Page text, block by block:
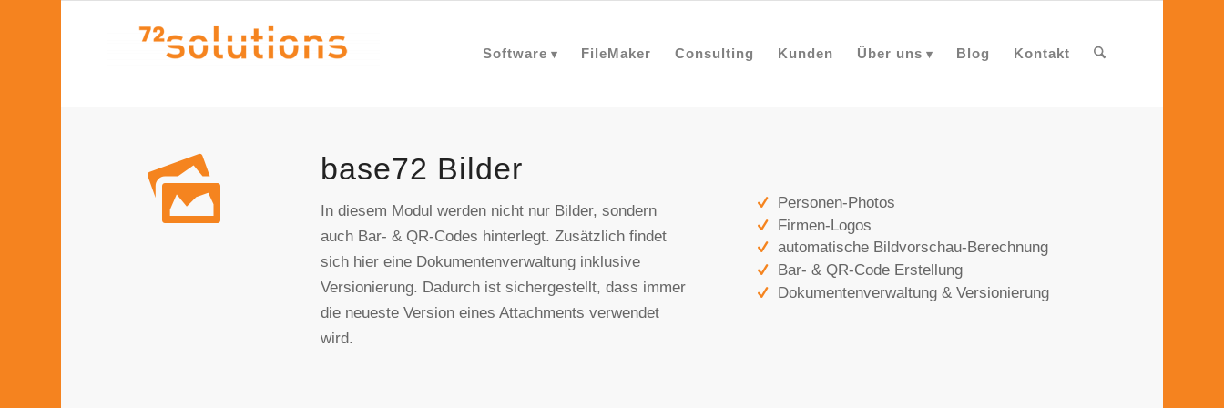
Software FileMaker Consulting Kunden Über uns Blog Kontakt
base72 Bilder
In diesem Modul werden nicht nur Bilder, sondern
auch Bar- & QR-Codes hinterlegt. Zusätzlich findet
sich hier eine Dokumentenverwaltung inklusive
Versionierung. Dadurch ist sichergestellt, dass immer
die neueste Version eines Attachments verwendet
wird.
Personen-Photos
Firmen-Logos
automatische Bildvorschau-Berechnung
Bar- & QR-Code Erstellung
Dokumentenverwaltung & Versionierung